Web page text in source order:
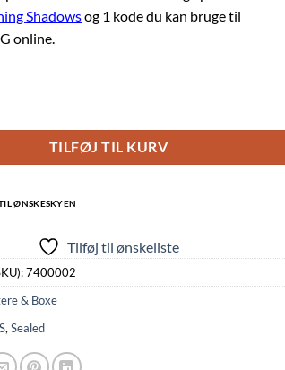
Shadowsog 1 kode du kan bruge til
online.
TILFØJ TIL KURV
ØNSKESKYEN
Tilføj til ønskeliste
7400002
& Boxe
, Sealed